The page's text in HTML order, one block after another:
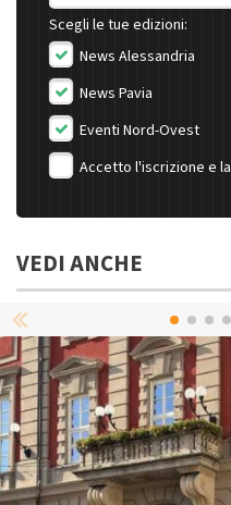
Scegli le tue edizioni:
News Alessandria
News Pavia
Eventi Nord-Ovest
Accetto l'iscrizione e la
VEDI ANCHE